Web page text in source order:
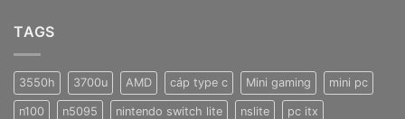
TAGS
3550h 3700u AMD cáp type c Mini gaming mini pc
n100 n5095 nintendo switch lite nslite pc itx